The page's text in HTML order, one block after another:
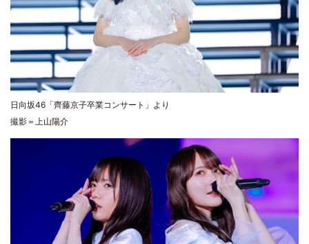
日向坂46「齊藤京子卒業コンサート」より
撮影＝上山陽介